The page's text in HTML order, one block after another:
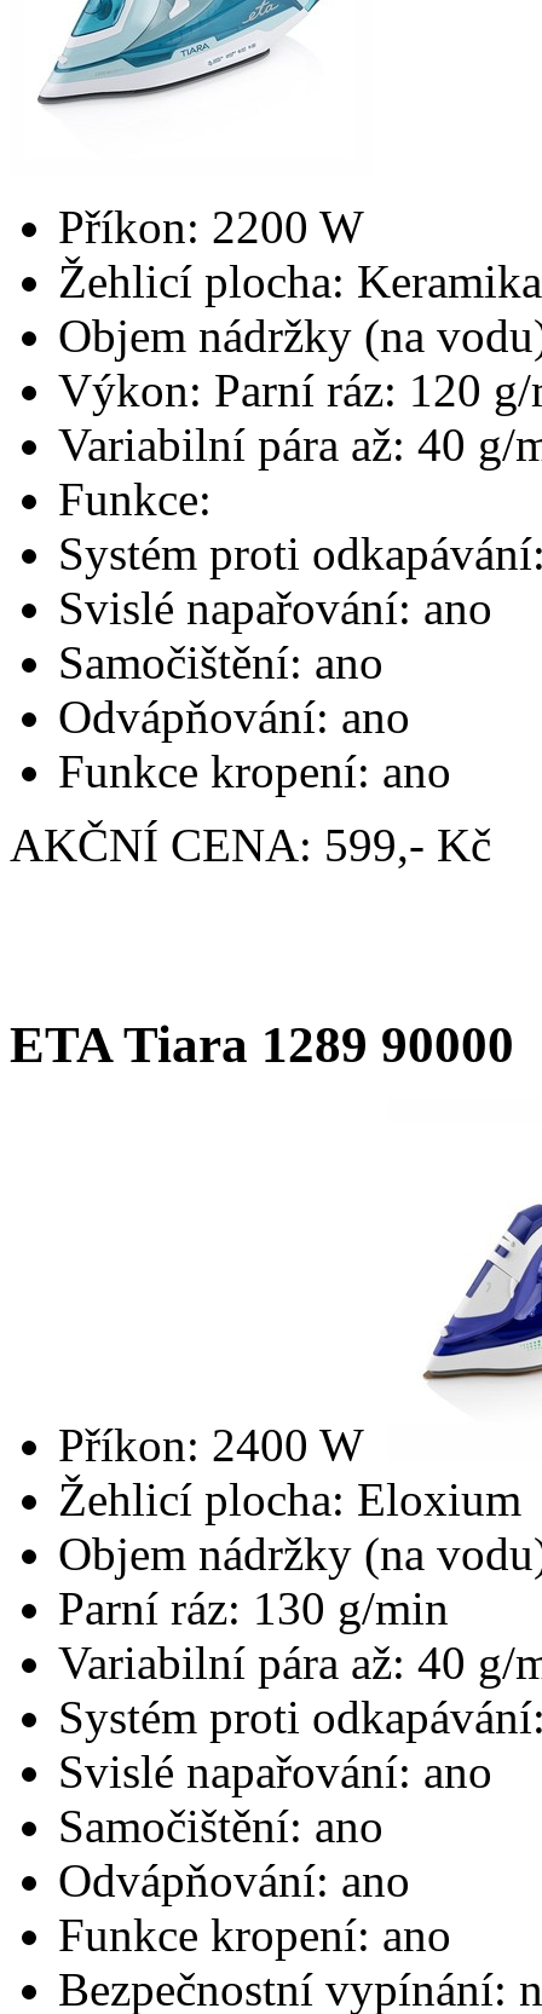
Příkon: 2200 W
Žehlicí plocha: Keramika
Objem nádržky (na
Výkon: Parní ráz: 120
Variabilní pára až: 40 g/
Funkce:
Systém proti
Svislé napařování: ano
Samočištění: ano
Odvápňování: ano
Funkce kropení: ano
AKČNÍ CENA: 599,- Kč
ETA Tiara 1289 90000
Příkon: 2400 W
Žehlicí plocha: Eloxium
Objem nádržky (na
Parní ráz: 130 g/min
Variabilní pára až: 40 g/
Systém proti
Svislé napařování: ano
Samočištění: ano
Odvápňování: ano
Funkce kropení: ano
Bezpečnostní vypínání: